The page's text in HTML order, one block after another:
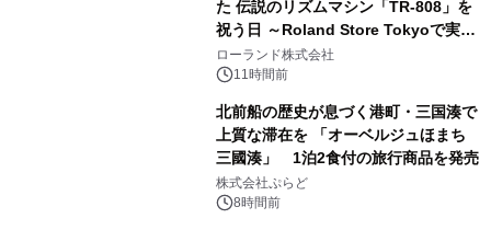
た 伝説のリズムマシン「TR-808」を
祝う日 ～Roland Store Tokyoで実機
を展示しての 記念キャンペーンを開
催 英国ラジオ「NTS」の 特別プログ
アーティストを フィーチャーしたアニ
メーションを公開～
ローランド株式会社
11時間前
北前船の歴史が息づく港町・三国湊で
上質な滞在を 「オーベルジュほまち
三國湊」 1泊2食付の旅行商品を発売
株式会社ぷらど
8時間前